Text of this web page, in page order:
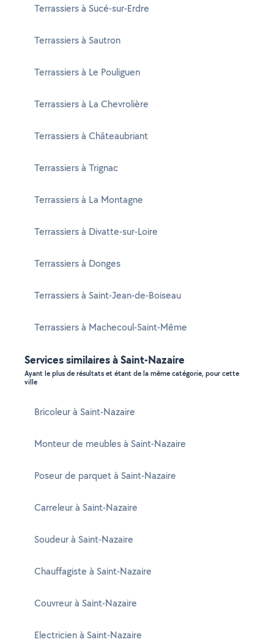
Terrassiers à Sucé-sur-Erdre
Terrassiers à Sautron
Terrassiers à Le Pouliguen
Terrassiers à La Chevrolière
Terrassiers à Châteaubriant
Terrassiers à Trignac
Terrassiers à La Montagne
Terrassiers à Divatte-sur-Loire
Terrassiers à Donges
Terrassiers à Saint-Jean-de-Boiseau
Terrassiers à Machecoul-Saint-Même
Services similaires à Saint-Nazaire
Ayant le plus de résultats et étant de la même catégorie, pour cette
ville
Bricoleur à Saint-Nazaire
Monteur de meubles à Saint-Nazaire
Poseur de parquet à Saint-Nazaire
Carreleur à Saint-Nazaire
Soudeur à Saint-Nazaire
Chauffagiste à Saint-Nazaire
Couvreur à Saint-Nazaire
Electricien à Saint-Nazaire